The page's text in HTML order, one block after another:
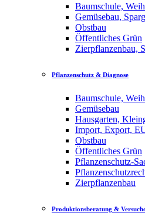
Baumschule,
Gemüsebau,
Obstbau
Öffentliches Grün
Zierpflanzenbau,
Pflanzenschutz & Diagnose
Baumschule,
Gemüsebau
Hausgarten,
Import, Export,
Obstbau
Öffentliches Grün
Pflanzenschutz-
Zierpflanzenbau
Produktionsberatung &